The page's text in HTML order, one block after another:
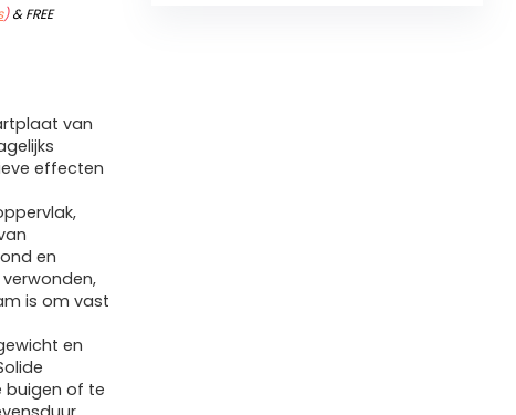
)&FREE
van
effecten
en
is om vast
en
buigen of te